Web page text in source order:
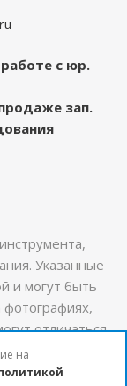
с юр.
зап.
Указанные
и могут быть
отличаться
о стоимости и
менеджеров
на